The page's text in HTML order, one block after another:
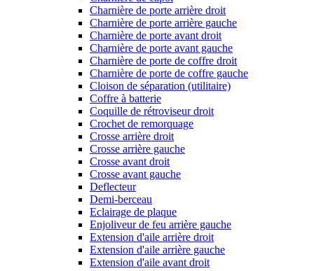
Charnière de porte arrière droit
Charnière de porte arrière gauche
Charnière de porte avant droit
Charnière de porte avant gauche
Charnière de porte de coffre droit
Charnière de porte de coffre gauche
Cloison de séparation (utilitaire)
Coffre à batterie
Coquille de rétroviseur droit
Crochet de remorquage
Crosse arrière droit
Crosse arrière gauche
Crosse avant droit
Crosse avant gauche
Deflecteur
Demi-berceau
Eclairage de plaque
Enjoliveur de feu arrière gauche
Extension d'aile arrière droit
Extension d'aile arrière gauche
Extension d'aile avant droit